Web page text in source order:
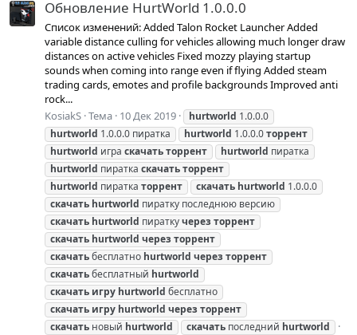
Обновление HurtWorld 1.0.0.0
Список изменений: Added Talon Rocket Launcher Added
variable distance culling for vehicles allowing much longer draw
distances on active vehicles Fixed mozzy playing startup
sounds when coming into range even if flying Added steam
trading cards, emotes and profile backgrounds Improved anti
rock...
KosiakS Тема 10 Дек 2019 hurtworld 1.0.0.0
hurtworld 1.0.0.0 пиратка hurtworld 1.0.0.0торрент
hurtworld игра скачатьторрент hurtworld пиратка
hurtworld пиратка скачатьторрент
hurtworld пиратка торрент скачать hurtworld 1.0.0.0
скачать hurtworld пиратку последнюю версию
скачать hurtworld пираткучерез торрент
скачать hurtworld через торрент
скачатьбесплатно hurtworld через торрент
скачатьбесплатный hurtworld
скачать игру hurtworld бесплатно
скачать игру hurtworld через торрент
скачать новый hurtworld скачать последний hurtworld